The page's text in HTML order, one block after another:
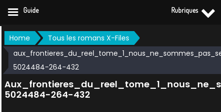
Skip
to
content
Home
Tous les romans X-Files
5024484-264-432
5024484-264-432
Guide Rubriques